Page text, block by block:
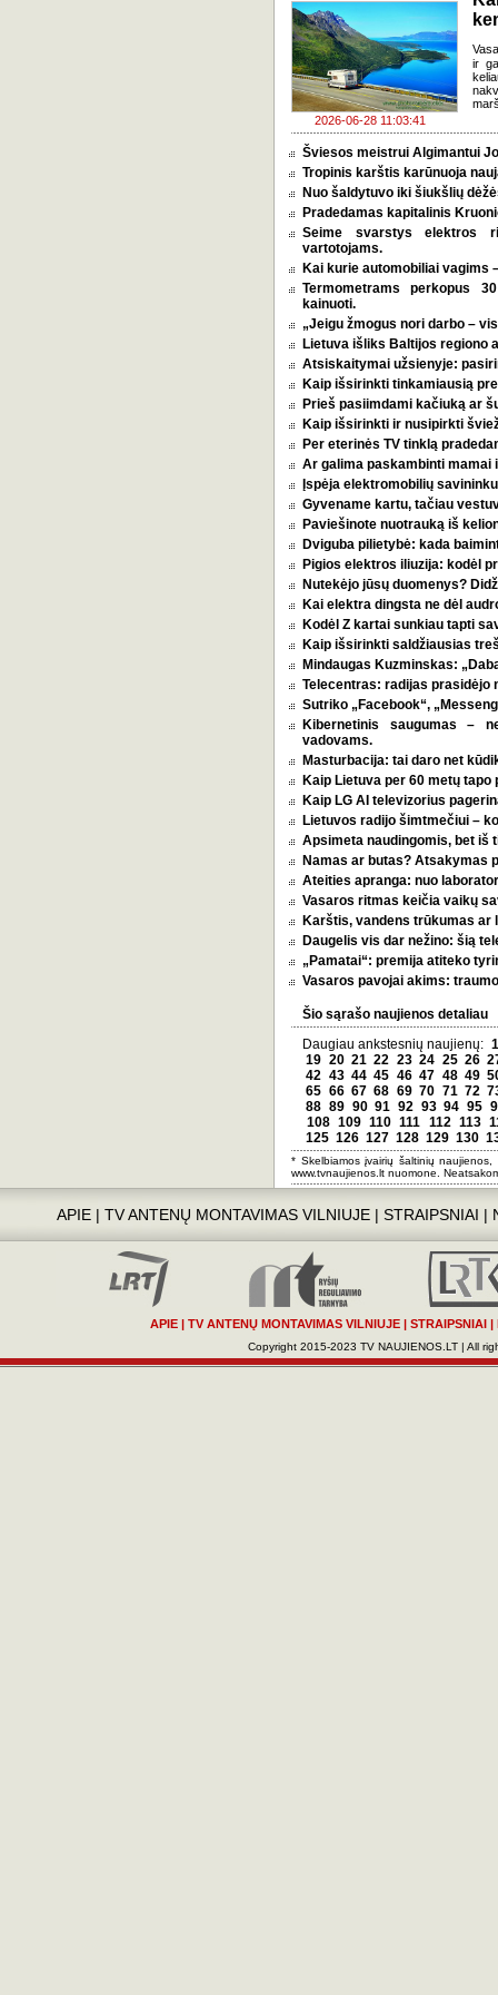
2026-06-28 11:03:41
ir
Šviesos meistrui Algimantui
Tropinis karštis karūnuoja
Nuo šaldytuvo iki šiukšlių
Pradedamas kapitalinis
Seime svarstys elektros
vartotojams.
Kai kurie automobiliai vagims
Termometrams perkopus
kainuoti.
„Jeigu žmogus nori darbo –
Lietuva išliks Baltijos regiono
Atsiskaitymai užsienyje:
Kaip išsirinkti tinkamiausią
Prieš pasiimdami kačiuką ar
Kaip išsirinkti ir nusipirkti
Per eterinės TV tinklą
Ar galima paskambinti mamai
Įspėja elektromobilių
Gyvename kartu, tačiau
Paviešinote nuotrauką iš
Dviguba pilietybė: kada
Pigios elektros iliuzija: kodėl
Nutekėjo jūsų duomenys?
Kai elektra dingsta ne dėl
Kodėl Z kartai sunkiau tapti
Kaip išsirinkti saldžiausias
Mindaugas Kuzminskas:
Telecentras: radijas prasidėjo
Sutriko „Facebook“,
Kibernetinis saugumas –
vadovams.
Masturbacija: tai daro net
Kaip Lietuva per 60 metų
Kaip LG AI televizorius
Lietuvos radijo šimtmečiui –
Apsimeta naudingomis, bet iš
Namas ar butas? Atsakymas
Ateities apranga: nuo
Vasaros ritmas keičia vaikų
Karštis, vandens trūkumas ar
Daugelis vis dar nežino: šią
„Pamatai“: premija atiteko
Vasaros pavojai akims:
Šio sąrašo naujienos detaliau
Daugiau ankstesnių naujienų: 1
19 20 21 22 23 24 25 26
42 43 44 45 46 47 48 49
65 66 67 68 69 70 71 72
88 89 90 91 92 93 94 95
108 109 110 111 112 113
125 126 127 128 129 130
* Skelbiamos įvairių šaltinių
www.tvnaujienos.lt nuomone.
APIE| TV ANTENŲ MONTAVIMAS VILNIUJE| STRAIPSNIAI |
APIE | TV ANTENŲ MONTAVIMAS VILNIUJE | STRAIPSNIAI |
Copyright 2015-2023 TV NAUJIENOS.LT | All